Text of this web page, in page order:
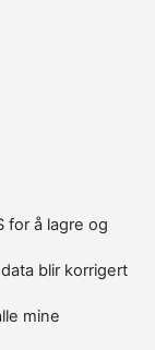
for å lagre og
blir korrigert
mine